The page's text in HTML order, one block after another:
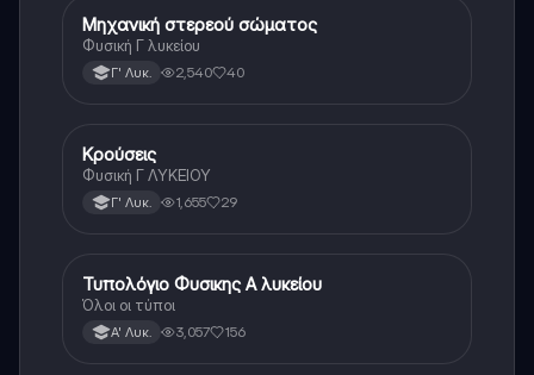
Φυσική
Μηχανική στερεού σώματος
Φυσική Γ λυκείου
Γ' Λυκ. 2,540 40
Φυσική
Κρούσεις
Φυσική Γ ΛΥΚΕΙΟΥ
Γ' Λυκ. 1,655 29
Φυσική
Τυπολόγιο Φυσικης Α λυκείου
Όλοι οι τύποι
Α' Λυκ. 3,057 156